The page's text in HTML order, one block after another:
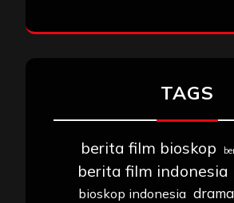
TAGS
berita film bioskop
berita film indonesia
bioskop indonesia